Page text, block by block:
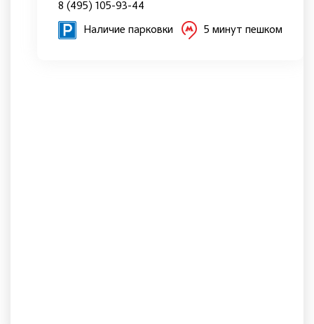
8 (495) 105-93-44
Наличие парковки 5 минут пешком